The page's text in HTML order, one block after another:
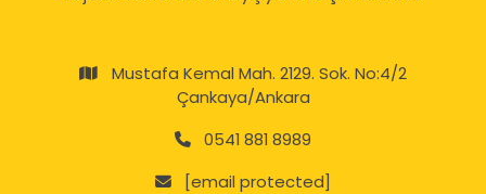
Mustafa Kemal Mah. 2129. Sok. No:4/2
Çankaya/Ankara
0541 881 8989
[email protected]